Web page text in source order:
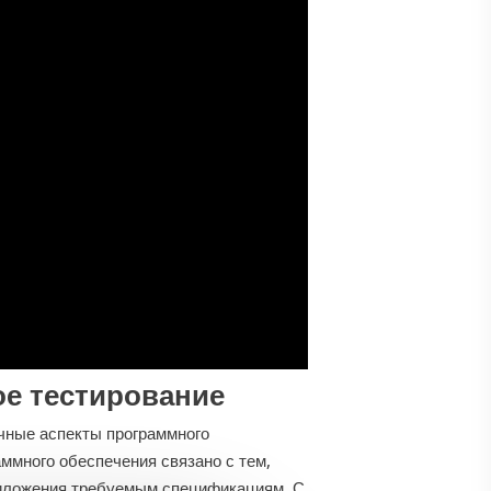
тестирование
аспекты программного
обеспечения связано с тем,